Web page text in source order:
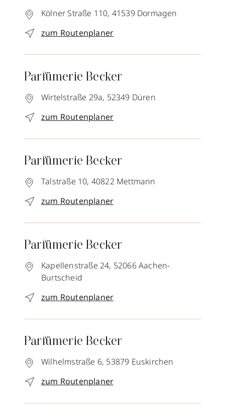
Kölner Straße 110, 41539 Dormagen
zum Routenplaner
Parfümerie Becker
Wirtelstraße 29a, 52349 Düren
zum Routenplaner
Parfümerie Becker
Talstraße 10, 40822 Mettmann
zum Routenplaner
Parfümerie Becker
Kapellenstraße 24, 52066Aachen-
Burtscheid
zum Routenplaner
Parfümerie Becker
Wilhelmstraße 6, 53879 Euskirchen
zum Routenplaner